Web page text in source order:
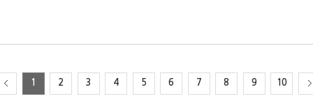
1 2 3 4 5 6 7 8 9 10